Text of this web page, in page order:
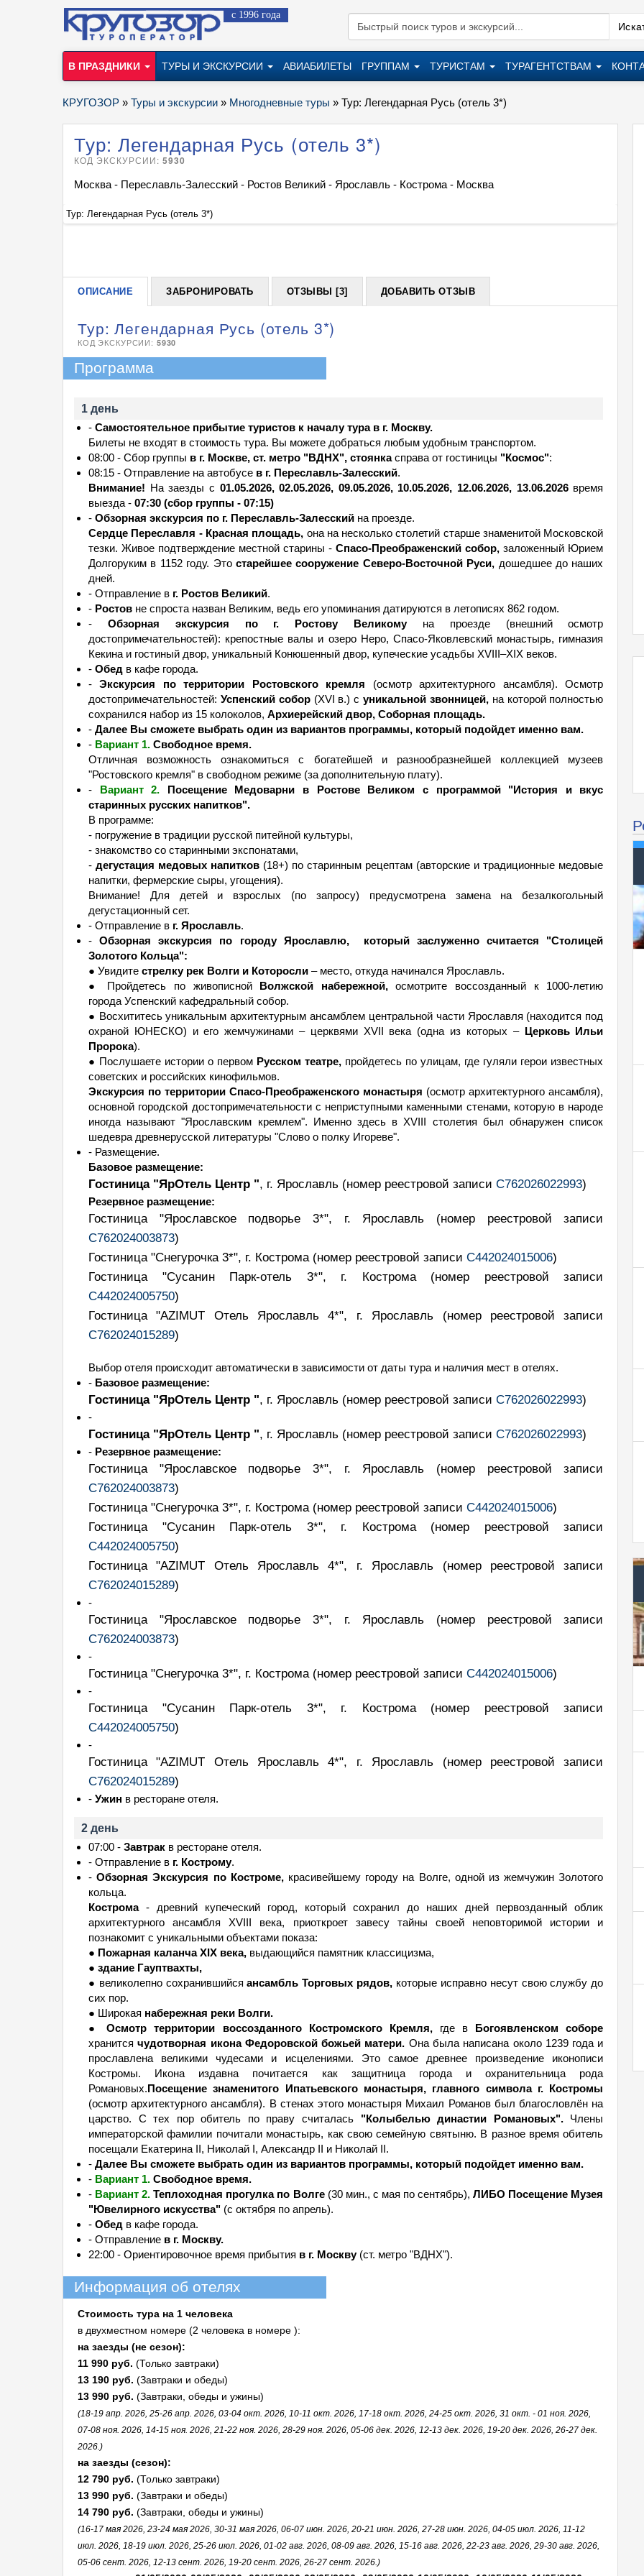
с 1996 года
В ПРАЗДНИКИ ТУРЫ И ЭКСКУРСИИ АВИАБИЛЕТЫ ГРУППАМ ТУРИСТАМ ТУРАГЕНТСТВАМ
КРУГОЗОР » Туры и экскурсии » Многодневные туры » Тур: Легендарная Русь (отель 3*)
Тур: Легендарная Русь (отель 3*)
КОД ЭКСКУРСИИ:5930
Москва - Переславль-Залесский - Ростов Великий - Ярославль - Кострома - Москва
Тур: Легендарная Русь (отель 3*)
ОПИСАНИЕ ЗАБРОНИРОВАТЬ ОТЗЫВЫ [3] ДОБАВИТЬ ОТЗЫВ
Тур: Легендарная Русь (отель 3*)
КОД ЭКСКУРСИИ: 5930
Программа
1 день
- Самостоятельное прибытие туристов к началу тура в г. Москву.
Билеты не входят в стоимость тура. Вы можете добраться любым удобным транспортом.
08:00 - Сбор группы в г. Москве, ст. метро "ВДНХ", стоянкасправа от гостиницы "Космос":
08:15 - Отправление на автобусе в г. Переславль-Залесский.
Внимание! На заезды с 01.05.2026, 02.05.2026, 09.05.2026, 10.05.2026, 12.06.2026, 13.06.2026время
выезда - 07:30 (сбор группы - 07:15)
- Обзорная экскурсия по г. Переславль-Залесский на проезде.
Сердце Переславля - Красная площадь, она на несколько столетий старше знаменитой Московской
тезки. Живое подтверждение местной старины -Спасо-Преображенский собор, заложенный Юрием
Долгоруким в 1152 году. Это старейшее сооружение Северо-Восточной Руси, дошедшее до наших
дней.
- Отправление в г. Ростов Великий.
- Ростов не спроста назван Великим, ведь его упоминания датируются в летописях 862 годом.
- Обзорная экскурсия по г. Ростову Великомуна проезде (внешний осмотр
достопримечательностей): крепостные валы и озеро Неро, Спасо-Яковлевский монастырь, гимназия
Кекина и гостиный двор, уникальный Конюшенный двор, купеческие усадьбы XVIII–XIX веков.
- Обед в кафе города.
-Экскурсия по территории Ростовского кремля (осмотр архитектурного ансамбля). Осмотр
достопримечательностей: Успенский собор(XVI в.) суникальной звонницей,на которой полностью
сохранился набор из 15 колоколов, Архиерейский двор, Соборная площадь.
- Далее Вы сможете выбрать один из вариантов программы, который подойдет именно вам.
- Вариант 1. Свободное время.
Отличная возможность ознакомиться с богатейшей и разнообразнейшей коллекцией музеев
"Ростовского кремля" в свободном режиме (за дополнительную плату).
- Вариант 2. Посещение Медоварни в Ростове Великом с программой "История и вкус
старинных русских напитков".
В программе:
- погружение в традиции русской питейной культуры,
- знакомство со старинными экспонатами,
-дегустация медовых напитков (18+) по старинным рецептам (авторские и традиционные медовые
напитки, фермерские сыры, угощения).
Внимание! Для детей и взрослых (по запросу) предусмотрена замена на безалкогольный
дегустационный сет.
- Отправление в г. Ярославль.
-Обзорная экскурсия по городу Ярославлю, который заслуженно считается "Столицей
Золотого Кольца":
● Увидите стрелку рек Волги и Которосли – место, откуда начинался Ярославль.
● Пройдетесь по живописной Волжской набережной,осмотрите воссозданный к 1000-летию
города Успенский кафедральный собор.
● Восхититесь уникальным архитектурным ансамблем центральной части Ярославля (находится под
охраной ЮНЕСКО) и его жемчужинами – церквями XVII века (одна из которых – Церковь Ильи
Пророка).
● Послушаете истории о первом Русском театре, пройдетесь по улицам, где гуляли герои известных
советских и российских кинофильмов.
Экскурсия по территории Спасо-Преображенского монастыря (осмотр архитектурного ансамбля),
основной городской достопримечательности с неприступными каменными стенами, которую в народе
иногда называют "Ярославским кремлем". Именно здесь в XVIII столетия был обнаружен список
шедевра древнерусской литературы "Слово о полку Игореве".
- Размещение.
Базовое размещение:
Гостиница "ЯрОтель Центр ", г. Ярославль (номер реестровой записи С762026022993)
Резервное размещение:
Гостиница "Ярославское подворье 3*", г. Ярославль (номер реестровой записи
С762024003873)
Гостиница "Снегурочка 3*", г. Кострома (номер реестровой записи С442024015006)
Гостиница "Сусанин Парк-отель 3*", г. Кострома (номер реестровой записи
С442024005750)
Гостиница "AZIMUT Отель Ярославль 4*", г. Ярославль (номер реестровой записи
С762024015289)
Выбор отеля происходит автоматически в зависимости от даты тура и наличия мест в отелях.
- Базовое размещение:
Гостиница "ЯрОтель Центр ", г. Ярославль (номер реестровой записи С762026022993)
-
Гостиница "ЯрОтель Центр ", г. Ярославль (номер реестровой записи С762026022993)
- Резервное размещение:
Гостиница "Ярославское подворье 3*", г. Ярославль (номер реестровой записи
С762024003873)
Гостиница "Снегурочка 3*", г. Кострома (номер реестровой записи С442024015006)
Гостиница "Сусанин Парк-отель 3*", г. Кострома (номер реестровой записи
С442024005750)
Гостиница "AZIMUT Отель Ярославль 4*", г. Ярославль (номер реестровой записи
С762024015289)
-
Гостиница "Ярославское подворье 3*", г. Ярославль (номер реестровой записи
С762024003873)
-
Гостиница "Снегурочка 3*", г. Кострома (номер реестровой записи С442024015006)
-
Гостиница "Сусанин Парк-отель 3*", г. Кострома (номер реестровой записи
С442024005750)
-
Гостиница "AZIMUT Отель Ярославль 4*", г. Ярославль (номер реестровой записи
С762024015289)
- Ужин в ресторане отеля.
2 день
07:00 - Завтрак в ресторане отеля.
- Отправление в г. Кострому.
-Обзорная Экскурсия по Костроме, красивейшему городу на Волге, одной из жемчужин Золотого
кольца.
Кострома- древний купеческий город, который сохранил до наших дней первозданный облик
архитектурного ансамбля XVIII века, приоткроет завесу тайны своей неповторимой истории и
познакомит с уникальными объектами показа:
● Пожарная каланча XIX века, выдающийся памятник классицизма,
● здание Гауптвахты,
● великолепно сохранившийсяансамбль Торговых рядов, которые исправно несут свою службу до
сих пор.
● Широкая набережная реки Волги.
●Осмотр территории воссозданного Костромского Кремля,где в Богоявленском соборе
хранитсячудотворная икона Федоровской божьей матери. Она была написана около 1239 года и
прославлена великими чудесами и исцелениями. Это самое древнее произведение иконописи
Костромы. Икона издавна почитается как защитница города и охранительница рода
Романовых.Посещение знаменитого Ипатьевского монастыря, главного символа г. Костромы
(осмотр архитектурного ансамбля). В стенах этого монастыря Михаил Романов был благословлён на
царство. С тех пор обитель по праву считалась "Колыбелью династии Романовых". Члены
императорской фамилии почитали монастырь, как свою семейную святыню. В разное время обитель
посещали Екатерина II, Николай I, Александр II и Николай II.
- Далее Вы сможете выбрать один из вариантов программы, который подойдет именно вам.
- Вариант 1. Свободное время.
- Вариант 2. Теплоходная прогулка по Волге(30 мин., с мая по сентябрь),ЛИБО Посещение Музея
"Ювелирного искусства" (с октября по апрель).
- Обед в кафе города.
- Отправление в г. Москву.
22:00 - Ориентировочное время прибытия в г. Москву(ст. метро "ВДНХ").
Информация об отелях
Стоимость тура на 1 человека
в двухместном номере (2 человека в номере ):
на заезды (не сезон):
11 990 руб. (Только завтраки)
13 190 руб. (Завтраки и обеды)
13 990 руб. (Завтраки, обеды и ужины)
(18-19 апр. 2026, 25-26 апр. 2026, 03-04 окт. 2026, 10-11 окт. 2026, 17-18 окт. 2026, 24-25 окт. 2026, 31 окт. - 01 ноя. 2026,
07-08 ноя. 2026, 14-15 ноя. 2026, 21-22 ноя. 2026, 28-29 ноя. 2026, 05-06 дек. 2026, 12-13 дек. 2026, 19-20 дек. 2026, 26-27 дек.
2026.)
на заезды (сезон):
12 790 руб. (Только завтраки)
13 990 руб. (Завтраки и обеды)
14 790 руб. (Завтраки, обеды и ужины)
(16-17 мая 2026, 23-24 мая 2026, 30-31 мая 2026, 06-07 июн. 2026, 20-21 июн. 2026, 27-28 июн. 2026, 04-05 июл. 2026, 11-12
июл. 2026, 18-19 июл. 2026, 25-26 июл. 2026, 01-02 авг. 2026, 08-09 авг. 2026, 15-16 авг. 2026, 22-23 авг. 2026, 29-30 авг. 2026,
05-06 сент. 2026, 12-13 сент. 2026, 19-20 сент. 2026, 26-27 сент. 2026.)